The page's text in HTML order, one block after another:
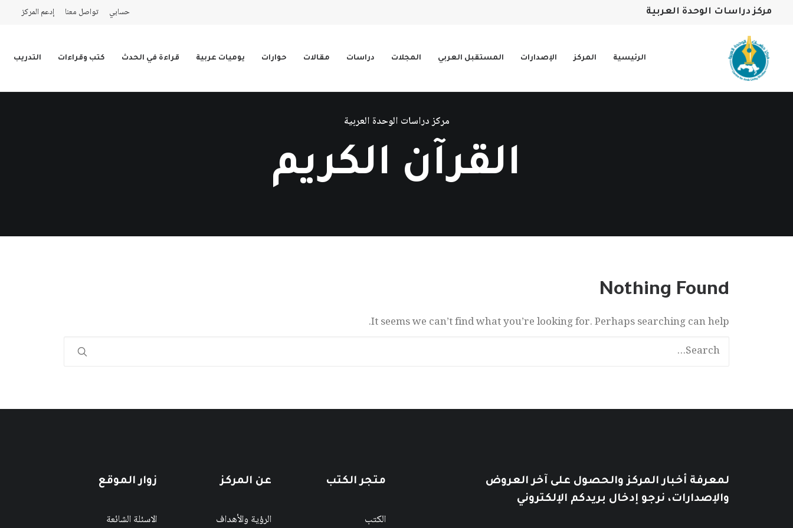
مركز دراسات الوحدة العربية حسابي تواصل معنا إدعم المركز
الرئيسية المركز الإصدارات المستقبل العربي المجلات دراسات مقالات حوارات يوميات عربية قراءة في الحدث كتب وقراءات التدريب
مركز دراسات الوحدة العربية
القرآن الكريم
Nothing Found
It seems we can’t find what you’re looking for. Perhaps searching can help.
لمعرفة أخبار المركز والحصول على آخر العروض
والإصدارات، نرجو إدخال بريدكم الإلكتروني
متجر الكتب
الكتب
عن المركز
الرؤية والأهداف
زوار الموقع
الاسئلة الشائعة